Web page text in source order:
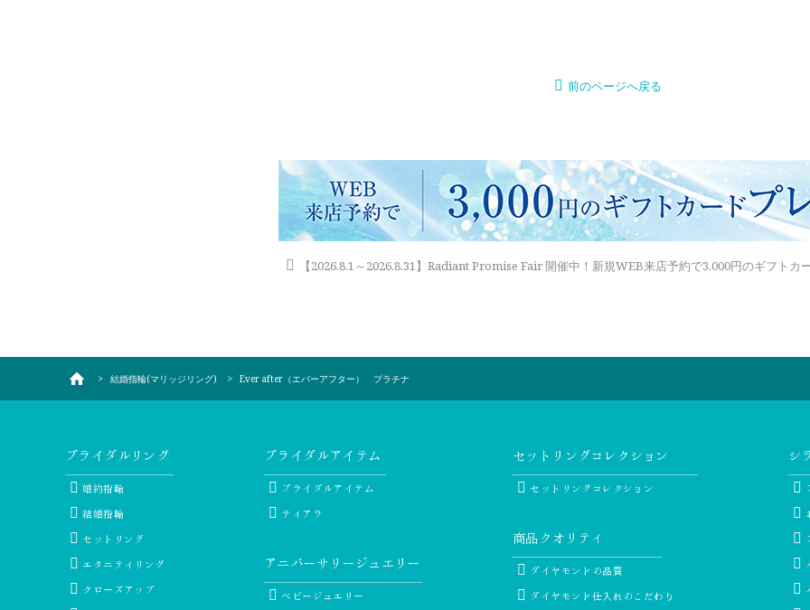
前のページへ戻る
【2026.8.1～2026.8.31】Radiant Promise Fair 開催中！新規WEB来店予約で3,000円のギフトカ
結婚指輪(マリッジリング) Ever after（エバーアフター） プラチナ
ブライダルリング
婚約指輪
結婚指輪
セットリング
エタニティリング
クローズアップ
ブライダルアイテム
ブライダルアイテム
ティアラ
アニバーサリージュエリー
ベビージュエリー
セットリングコレクション
セットリングコレクション
商品クオリティ
ダイヤモンドの品質
ダイヤモンド仕入れのこだわり
シ